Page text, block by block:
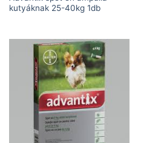
kutyáknak 25-40kg 1db